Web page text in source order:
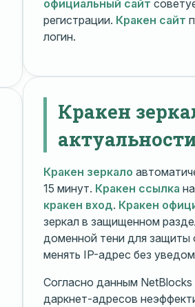
официальный сайт
регистрации. Кракен сайт
логин.
Кракен
Кракен зеркало
15 минут. Кракен ссылка
кракен вход. Кракен
зеркал в защищенном
доменной тени для защиты
менять IP-адрес без
Согласно данным
даркнет-адресов